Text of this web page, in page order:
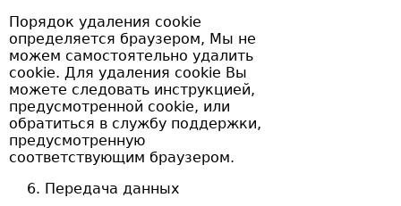
Порядок удаления cookie
определяется браузером, Мы не
можем самостоятельно удалить
cookie. Для удаления cookie Вы
можете следовать инструкцией,
предусмотренной cookie, или
обратиться в службу поддержки,
предусмотренную
соответствующим браузером.
Передача данных